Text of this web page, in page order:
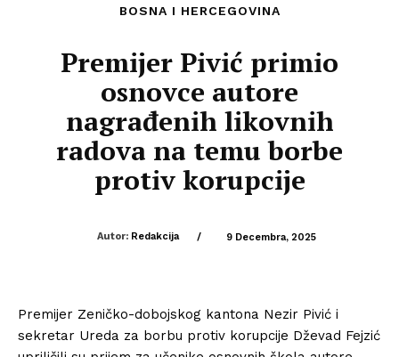
BOSNA I HERCEGOVINA
Premijer Pivić primio
osnovce autore
nagrađenih likovnih
radova na temu borbe
protiv korupcije
Autor: Redakcija / 9 Decembra, 2025
Premijer Zeničko-dobojskog kantona Nezir Pivić i
sekretar Ureda za borbu protiv korupcije Dževad Fejzić